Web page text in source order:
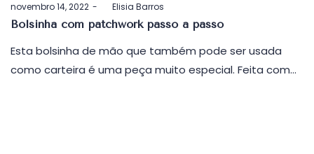
Postado
em
novembro 14, 2022 byElisia Barros
Bolsinha com patchwork passo a passo
Esta bolsinha de mão que também pode ser usada
como carteira é uma peça muito especial. Feita com…